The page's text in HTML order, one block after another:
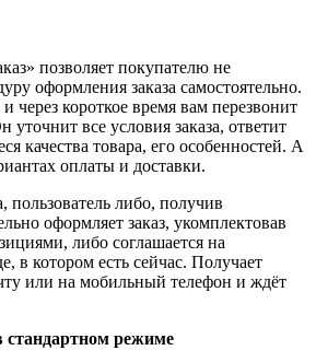
позволяет покупателю не
оформления заказа самостоятельно.
через короткое время вам перезвонит
уточнит все условия заказа, ответит
качества товара, его особенностей. А
оплаты и доставки.
пользователь либо, получив
оформляет заказ, укомплектовав
либо соглашается на
в котором есть сейчас. Получает
или на мобильный телефон и ждёт
стандартном режиме